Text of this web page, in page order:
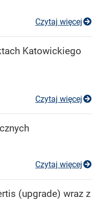
Czytaj więcej
Katowickiego
Czytaj więcej
Czytaj więcej
(upgrade) wraz z